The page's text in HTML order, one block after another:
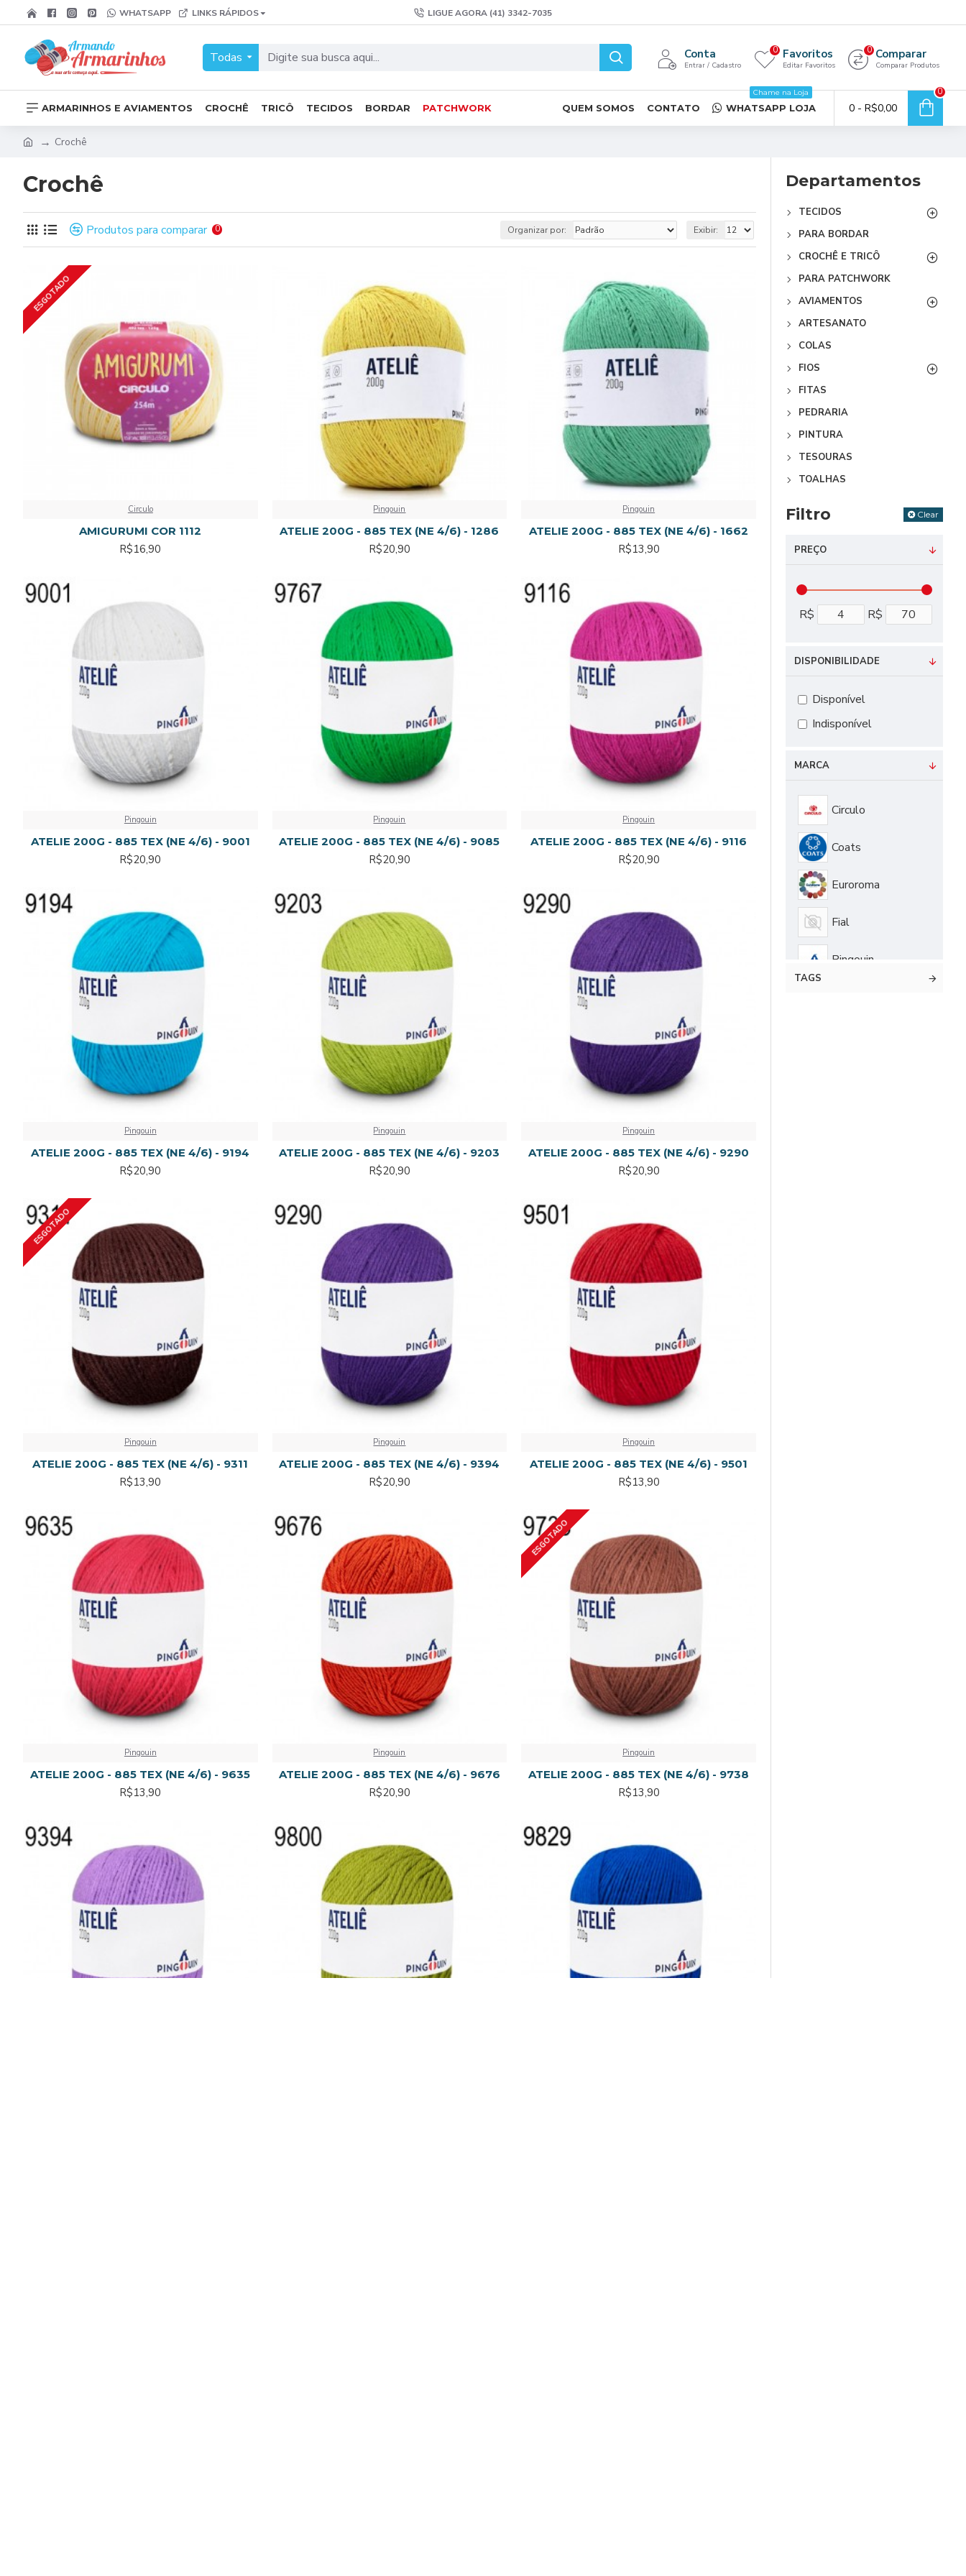
WHATSAPP LINKS RÁPIDOS LIGUE AGORA (41) 3342-7035
Todas Conta
Entrar / Cadastro
Favoritos
Editar Favoritos
0 Comparar
Comparar Produtos
0
ARMARINHOS E AVIAMENTOS CROCHÊ TRICÔ TECIDOS BORDAR PATCHWORK QUEM SOMOS CONTATO WHATSAPP LOJA
Chame na Loja
0 - R$0,00
0
Crochê
Crochê
Produtos para comparar 0 Organizar por: Exibir:
ESGOTADO
Circulo
AMIGURUMI COR 1112
R$16,90
Pingouin
ATELIE 200G - 885 TEX (NE 4/6) - 1286
R$20,90
Pingouin
ATELIE 200G - 885 TEX (NE 4/6) - 1662
R$13,90
Pingouin
ATELIE 200G - 885 TEX (NE 4/6) - 9001
R$20,90
Pingouin
ATELIE 200G - 885 TEX (NE 4/6) - 9085
R$20,90
Pingouin
ATELIE 200G - 885 TEX (NE 4/6) - 9116
R$20,90
Pingouin
ATELIE 200G - 885 TEX (NE 4/6) - 9194
R$20,90
Pingouin
ATELIE 200G - 885 TEX (NE 4/6) - 9203
R$20,90
Pingouin
ATELIE 200G - 885 TEX (NE 4/6) - 9290
R$20,90
ESGOTADO
Pingouin
ATELIE 200G - 885 TEX (NE 4/6) - 9311
R$13,90
Pingouin
ATELIE 200G - 885 TEX (NE 4/6) - 9394
R$20,90
Pingouin
ATELIE 200G - 885 TEX (NE 4/6) - 9501
R$13,90
Pingouin
ATELIE 200G - 885 TEX (NE 4/6) - 9635
R$13,90
Pingouin
ATELIE 200G - 885 TEX (NE 4/6) - 9676
R$20,90
ESGOTADO
Pingouin
ATELIE 200G - 885 TEX (NE 4/6) - 9738
R$13,90
Departamentos
TECIDOS
PARA BORDAR
CROCHÊ E TRICÔ
PARA PATCHWORK
AVIAMENTOS
ARTESANATO
COLAS
FIOS
FITAS
PEDRARIA
PINTURA
TESOURAS
TOALHAS
Filtro Clear
PREÇO
R$ R$
MARCA
Circulo
Coats
Euroroma
Fial
Pingouin
TAGS
DISPONIBILIDADE
Disponível
Indisponível